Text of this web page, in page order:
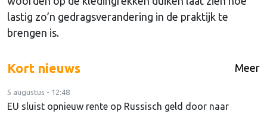
lastig zo’n gedragsverandering in de praktijk te
brengen is.
Kort nieuws Meer
5 augustus - 12:48
EU sluist opnieuw rente op Russisch geld door naar